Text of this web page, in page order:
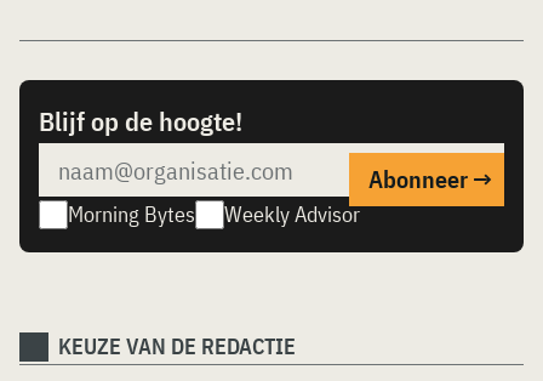
Blijf op de hoogte!
Morning Bytes Weekly Advisor
KEUZE VAN DE REDACTIE